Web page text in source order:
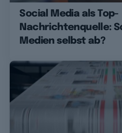
Social Media als Top-
Nachrichtenquelle:
Medien selbst ab?